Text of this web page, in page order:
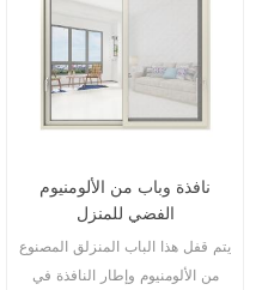
نافذة وباب من الألومنيوم
الفضي للمنزل
يتم قفل هذا الباب المنزلق المصنوع
من الألومنيوم وإطار النافذة في